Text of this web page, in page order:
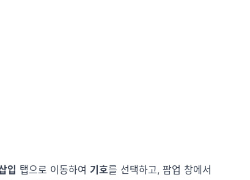
입 탭으로 이동하여 기호를 선택하고, 팝업 창에서